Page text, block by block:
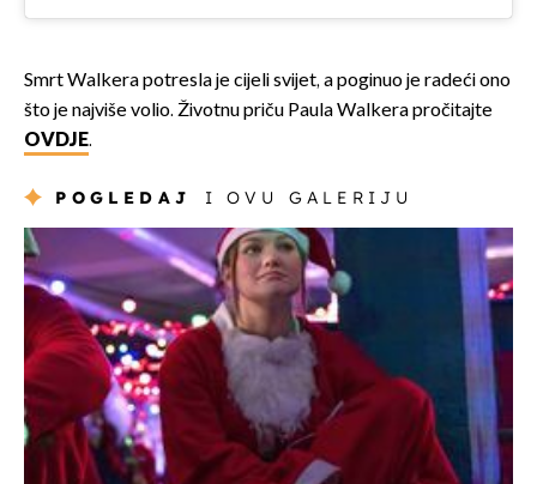
Smrt Walkera potresla je cijeli svijet, a poginuo je radeći ono
što je najviše volio. Životnu priču Paula Walkera pročitajte
OVDJE.
POGLEDAJ I OVU GALERIJU